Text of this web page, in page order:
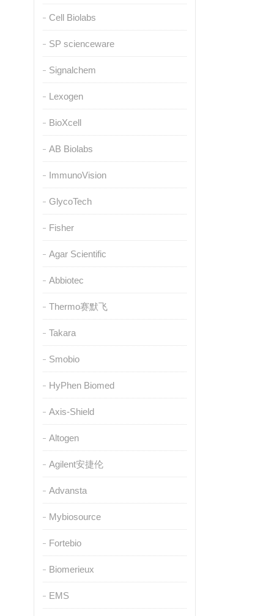
Cell Biolabs
SP scienceware
Signalchem
Lexogen
BioXcell
AB Biolabs
ImmunoVision
GlycoTech
Fisher
Agar Scientific
Abbiotec
Thermo赛默飞
Takara
Smobio
HyPhen Biomed
Axis-Shield
Altogen
Agilent安捷伦
Advansta
Mybiosource
Fortebio
Biomerieux
EMS